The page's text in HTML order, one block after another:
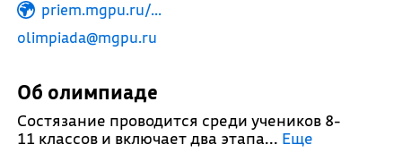
priem.mgpu.ru/...
olimpiada@mgpu.ru
Об олимпиаде
Состязание проводится среди учеников 8-
11 классов и включает два этапа... Еще